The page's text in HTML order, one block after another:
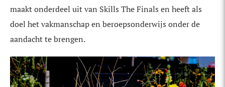
maakt onderdeel uit van Skills The Finals en heeft als
doel het vakmanschap en beroepsonderwijs onder de
aandacht te brengen.